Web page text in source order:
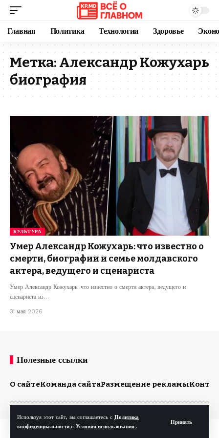
Используя этот сайт, вы соглашаетесь с Политика
конфиденциальности и Условия использования .
Принять
Главная Политика Технологии Здоровье
Метка: Александр Кожухарь
биография
КУЛЬТУРА
Умер Александр Кожухарь: что известно о
смерти, биографии и семье молдавского
актера, ведущего и сценариста
Умер Александр Кожухарь: что известно о смерти актера, ведущего и
сценариста из…
31 мая 2026
Полезные ссылки
О сайтеКоманда сайтаРазмещение рекламы
© Kp.md. Все права защищены.